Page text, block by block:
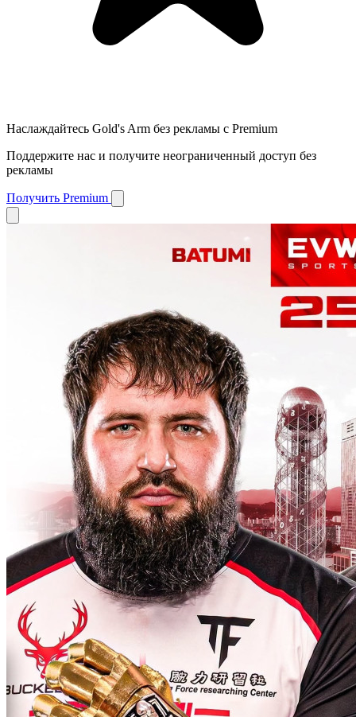
Наслаждайтесь Gold's Arm без рекламы с Premium
Поддержите нас и получите неограниченный доступ без
рекламы
Получить Premium